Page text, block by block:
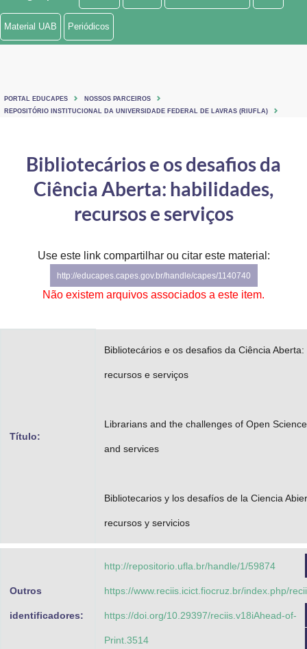
Ministério de Minas e Energia
Ministério do Turismo
Controladoria-Geral da União
Secretaria de Governo
Gabinete de Segurança Institucional
Material UAB Periódicos
PORTAL EDUCAPES
NOSSOS PARCEIROS
REPOSITÓRIO INSTITUCIONAL DA UNIVERSIDADE FEDERAL DE LAVRAS (RIUFLA)
Bibliotecários e os desafios da
Ciência Aberta: habilidades,
recursos e serviços
Use este link compartilhar ou citar este material:
http://educapes.capes.gov.br/handle/capes/1140740
Não existem arquivos associados a este item.
Título:
Bibliotecários e os desafios da Ciência
recursos e serviços
Librarians and the challenges of Open
and services
Bibliotecarios y los desafíos de la Ciencia
recursos y servicios
Outros
identificadores:
http://repositorio.ufla.br/handle/1/59874
https://www.reciis.icict.fiocruz.br/index.php/
https://doi.org/10.29397/reciis.v18iAhead-of-
Print.3514